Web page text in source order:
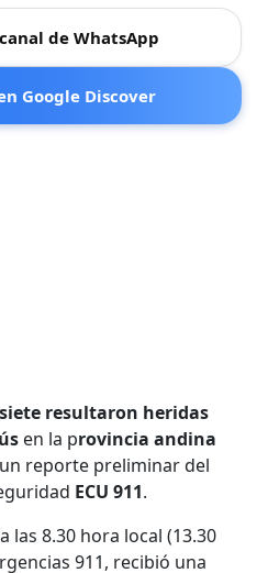
de WhatsApp
Google Discover
resultaron heridas
en la provincia andina
reporte preliminar del
ECU 911.
las 8.30 hora local (13.30
911, recibió una